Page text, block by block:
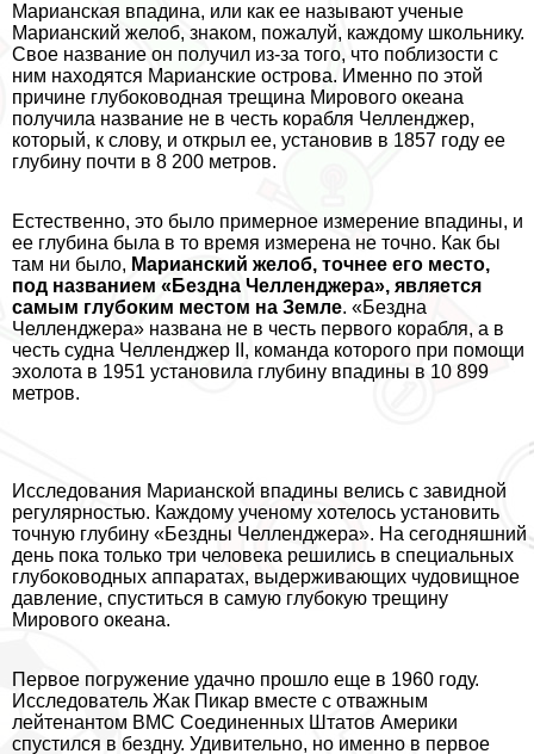
Марианская впадина, или как ее называют ученые
Марианский желоб, знаком, пожалуй, каждому школьнику.
Свое название он получил из-за того, что поблизости с
ним находятся Марианские острова. Именно по этой
причине глубоководная трещина Мирового океана
получила название не в честь корабля Челленджер,
который, к слову, и открыл ее, установив в 1857 году ее
глубину почти в 8 200 метров.
Естественно, это было примерное измерение впадины, и
ее глубина была в то время измерена не точно. Как бы
там ни было, Марианский желоб, точнее его место,
под названием «Бездна Челленджера», является
самым глубоким местом на Земле. «Бездна
Челленджера» названа не в честь первого корабля, а в
честь судна Челленджер II, комaнда которого при помощи
эхолота в 1951 установила глубину впадины в 10 899
метров.
Исследования Марианской впадины велись с завидной
регулярностью. Каждому ученому хотелось установить
точную глубину «Бездны Челленджера». На сегодняшний
день пока только три человека решились в специальных
глубоководных аппаратах, выдерживающих чудовищное
давление, спуститься в самую глубокую трещину
Мирового океана.
Первое погружение удачно прошло еще в 1960 году.
Исследователь Жак Пикар вместе с отважным
лейтенантом ВМС Соединенных Штатов Америки
спустился в бездну. Удивительно, но именно в первое